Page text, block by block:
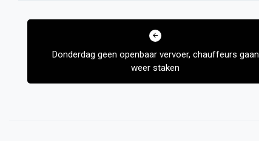
Bericht
Donderdag geen openbaar vervoer, chauffeurs gaan
weer staken